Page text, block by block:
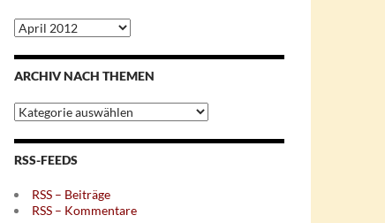
Archiv
nach
Monaten
ARCHIV NACH THEMEN
Archiv
nach
Themen
RSS-FEEDS
RSS – Beiträge
RSS – Kommentare